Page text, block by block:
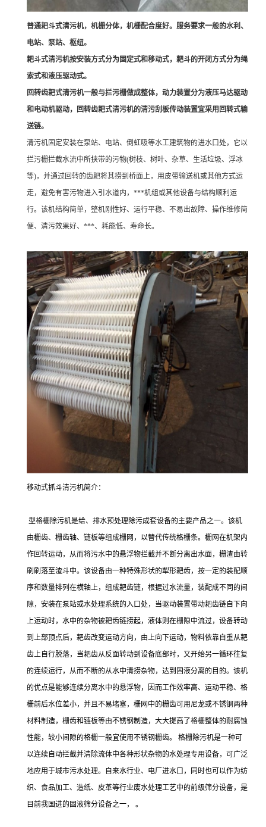
普通耙斗式清污机，机栅分体，机栅配合度好。服务要求一般的水利、
电站、泵站、枢纽。
耙斗式清污机按安装方式分为固定式和移动式，耙斗的开闭方式分为绳
索式和液压驱动式。
回转齿耙式清污机一般与拦污栅做成整体，动力装置分为液压马达驱动
和电动机驱动，回转齿耙式清污机的清污刮板传动装置宜采用回转式输
送链。
清污机固定安装在泵站、电站、倒虹吸等水工建筑物的进水口处，它以
拦污栅拦截水流中所挟带的污物(树枝、树叶、杂草、生活垃圾、浮冰
等)，并通过回转的齿耙将其捞到桥面上，用皮带输送机或其他方式运
走，避免有害污物进入引水道内，***机组或其他设备与结构顺利运
行。该机结构简单，整机刚性好、运行平稳、不易出故障、操作维修简
便、清污效果好、***、耗能低、寿命长。
移动式抓斗清污机简介：
型格栅除污机是给、排水预处理除污成套设备的主要产品之一。该机
由栅齿、栅齿轴、链板等组成栅网，以替代传统格栅条。栅网在机架内
作回转运动，从而将污水中的悬浮物拦截并不断分离出水面，栅渣由转
刷刷落至渣斗中。该设备由一种特殊形状的犁形耙齿，按一定的装配顺
序和数量排列在横轴上，组成耙齿链，根据过水流量，装配成不同的间
隙，安装在泵站或水处理系统的入口处，当驱动装置带动耙齿链自下向
上运动时，水中的杂物被耙齿链捞起，液体则在栅隙中流过，设备转动
到上部顶点后，耙齿改变运动方向，由上向下运动，物料依靠自重从耙
齿上自行脱落，当耙齿从反面转动到设备底部时，又开始另一循环往复
的连续运行，从而不断的从水中清捞杂物，达到固液分离的目的。该机
的优点是能够连续分离水中的悬浮物，因而工作效率高、运动平稳、格
栅前后水位差小，并且不易堵塞，栅网中的栅齿可用尼龙或不锈钢两种
材料制造，栅齿和链板等由不锈钢制造，大大提高了格栅整体的耐腐蚀
性能，较小间隙的格栅一般宜使用不锈钢栅齿。 格栅除污机是一种可
以连续自动拦截并清除流体中各种形状杂物的水处理专用设备，可广泛
地应用于城市污水处理。自来水行业、电厂进水口，同时也可以作为纺
织、食品加工、造纸、皮革等行业废水处理工艺中的前级筛分设备，是
目前我国进的固液筛分设备之一， 。